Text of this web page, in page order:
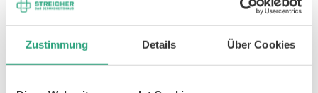
Zustimmung Details Über Cookies
beginnende Beschwerden und Schmerzen
zunächst oftmals nicht ernst genommen, d.h.
ein Arztbesuch erst relativ spät erfolgt,
langjährig eingeübte, falsche